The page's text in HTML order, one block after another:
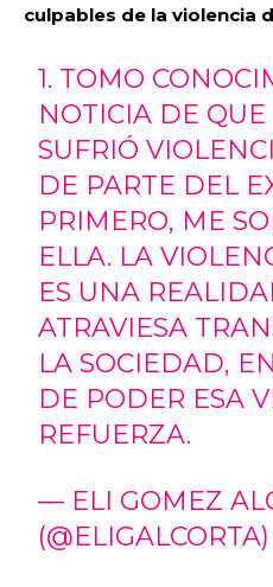
culpables de la violencia
1. TOMO
NOTICIA DE
SUFRIÓ
DE PARTE DEL
PRIMERO, ME
ELLA. LA
ES UNA
ATRAVIESA
LA SOCIEDAD,
DE PODER ESA
REFUERZA.
— ELI GOMEZ